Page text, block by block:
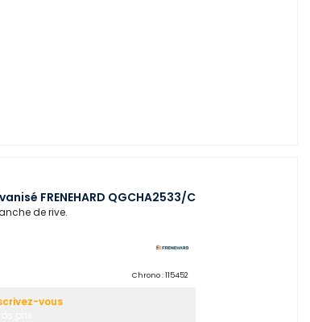
FRENEHARD QGCHA2533/C
de rive.
Chrono :115452
vous